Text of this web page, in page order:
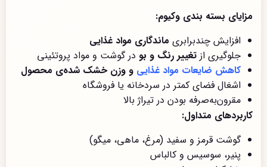
مزایای بسته بندی وکیوم:
افزایش چندبرابری ماندگاری مواد غذایی
جلوگیری از تغییر رنگ و بودر گوشت و مواد پروتئینی
کاهش ضایعات مواد غذایی و وزن خشک شده‌ی محصول
اشغال فضای کمتر در سردخانه یا فروشگاه
مقرون‌به‌صرفه بودن در تیراژ بالا
کاربردهای متداول:
گوشت قرمز و سفید (مرغ، ماهی، میگو)
پنیر، سوسیس و کالباس